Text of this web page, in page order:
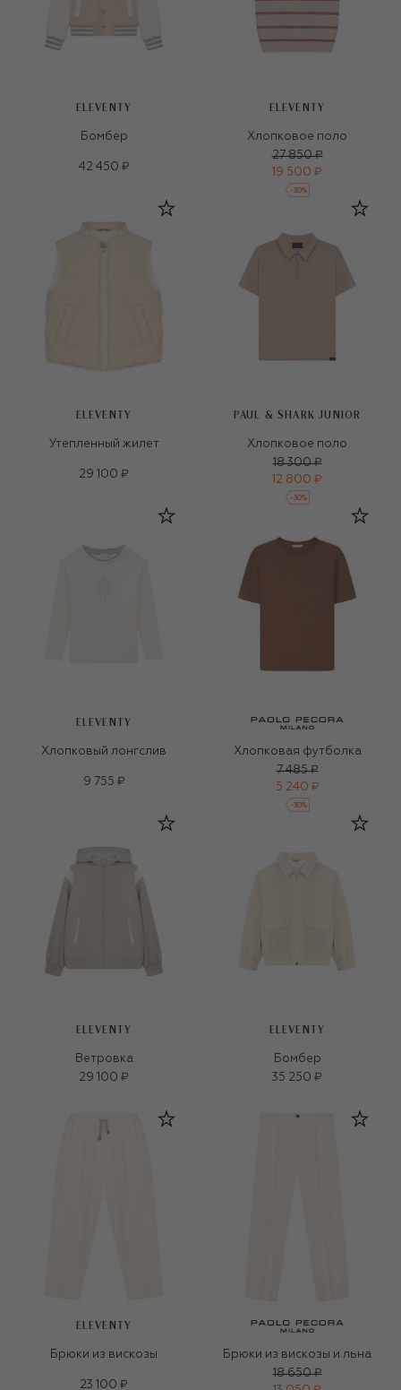
ELEVENTY
Бомбер
42 450 ₽
ELEVENTY
Хлопковое поло
27 850 ₽
19 500 ₽
-30%
ELEVENTY
Утепленный жилет
29 100 ₽
PAUL & SHARK JUNIOR
Хлопковое поло
18 300 ₽
12 800 ₽
-30%
ELEVENTY
Хлопковый лонгслив
9 755 ₽
Хлопковая футболка
7 485 ₽
5 240 ₽
-30%
ELEVENTY
Ветровка
29 100 ₽
ELEVENTY
Бомбер
35 250 ₽
ELEVENTY
Брюки из вискозы
23 100 ₽
Брюки из вискозы и льна
18 650 ₽